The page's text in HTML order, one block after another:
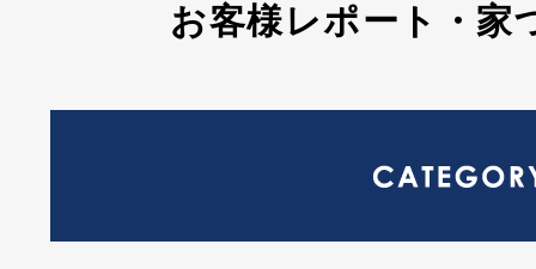
お客様レポート・家